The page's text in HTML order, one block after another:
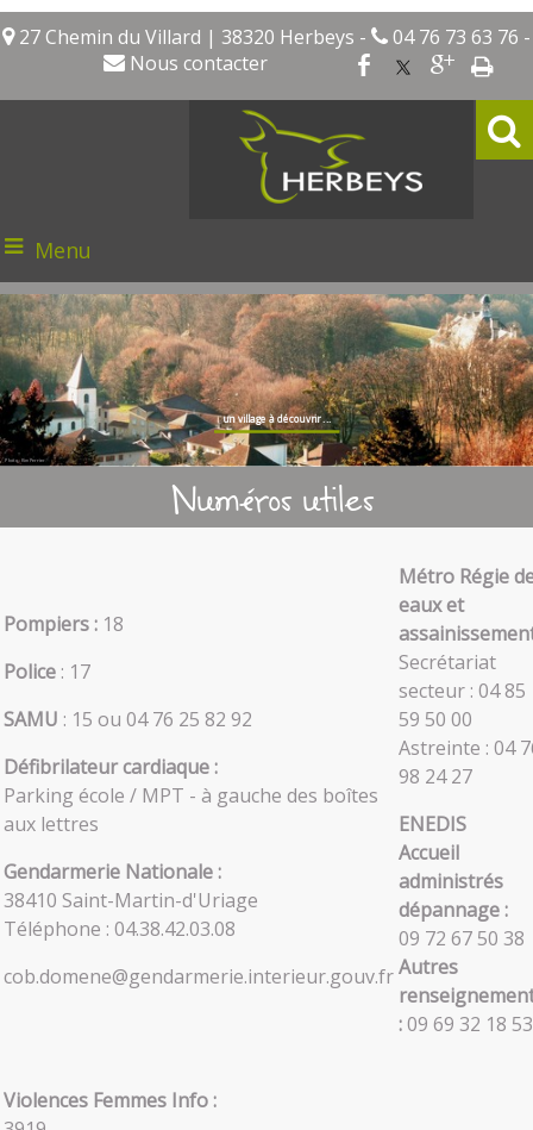
27 Chemin du Villard | 38320 Herbeys -
04 76 73 63 76 -
Nous contacter
Menu
un village à découvrir ...
Photo : Kim Perrier
Numéros utiles
Pompiers : 18
Police : 17
SAMU : 15 ou 04 76 25 82 92
Défibrilateur cardiaque :
Parking école / MPT - à gauche des boîtes
aux lettres
Gendarmerie Nationale :
38410 Saint-Martin-d'Uriage
Téléphone : 04.38.42.03.08
cob.domene@gendarmerie.interieur.gouv.fr
Métro Régie
eaux et
Secrétariat
secteur : 04 85
59 50 00
Astreinte : 04
98 24 27
ENEDIS
Accueil
administrés
dépannage :
09 72 67 50 38
Autres
:09 69 32 18 53
Violences Femmes Info :